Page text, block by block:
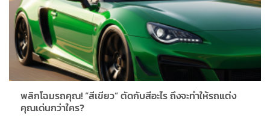
พลิกโฉมรถคุณ! “สีเขียว” ตัดกับสีอะไร ถึงจะทำให้รถแต่ง
คุณเด่นกว่าใคร?